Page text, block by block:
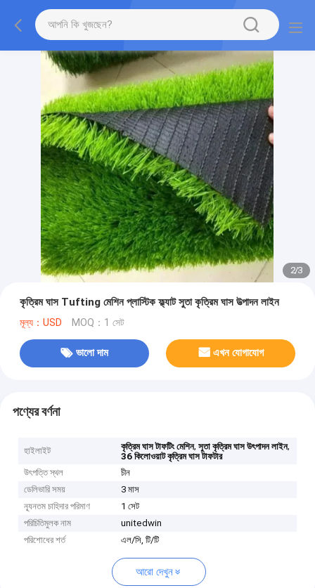
2/3
কৃত্রিম ঘাস Tufting মেশিন প্লাস্টিক ফ্ল্যাট সুতা কৃত্রিম ঘাস উত্পাদন লাইন
মূল্য：USD MOQ：1 সেট
ভালো দাম এখন যোগাযোগ
পণ্যের বর্ণনা
হাইলাইট কৃত্রিম ঘাস টাফটিং মেশিন,সুতা কৃত্রিম ঘাস উৎপাদন লাইন,
36 কিলোওয়াট কৃত্রিম ঘাস টাফটার
উৎপত্তি স্থল
চীন
ডেলিভারি সময়
3 মাস
ন্যূনতম চাহিদার পরিমাণ
1 সেট
পরিচিতিমুলক নাম
unitedwin
পরিশোধের শর্ত
এল/সি, টি/টি
আরো দেখুন